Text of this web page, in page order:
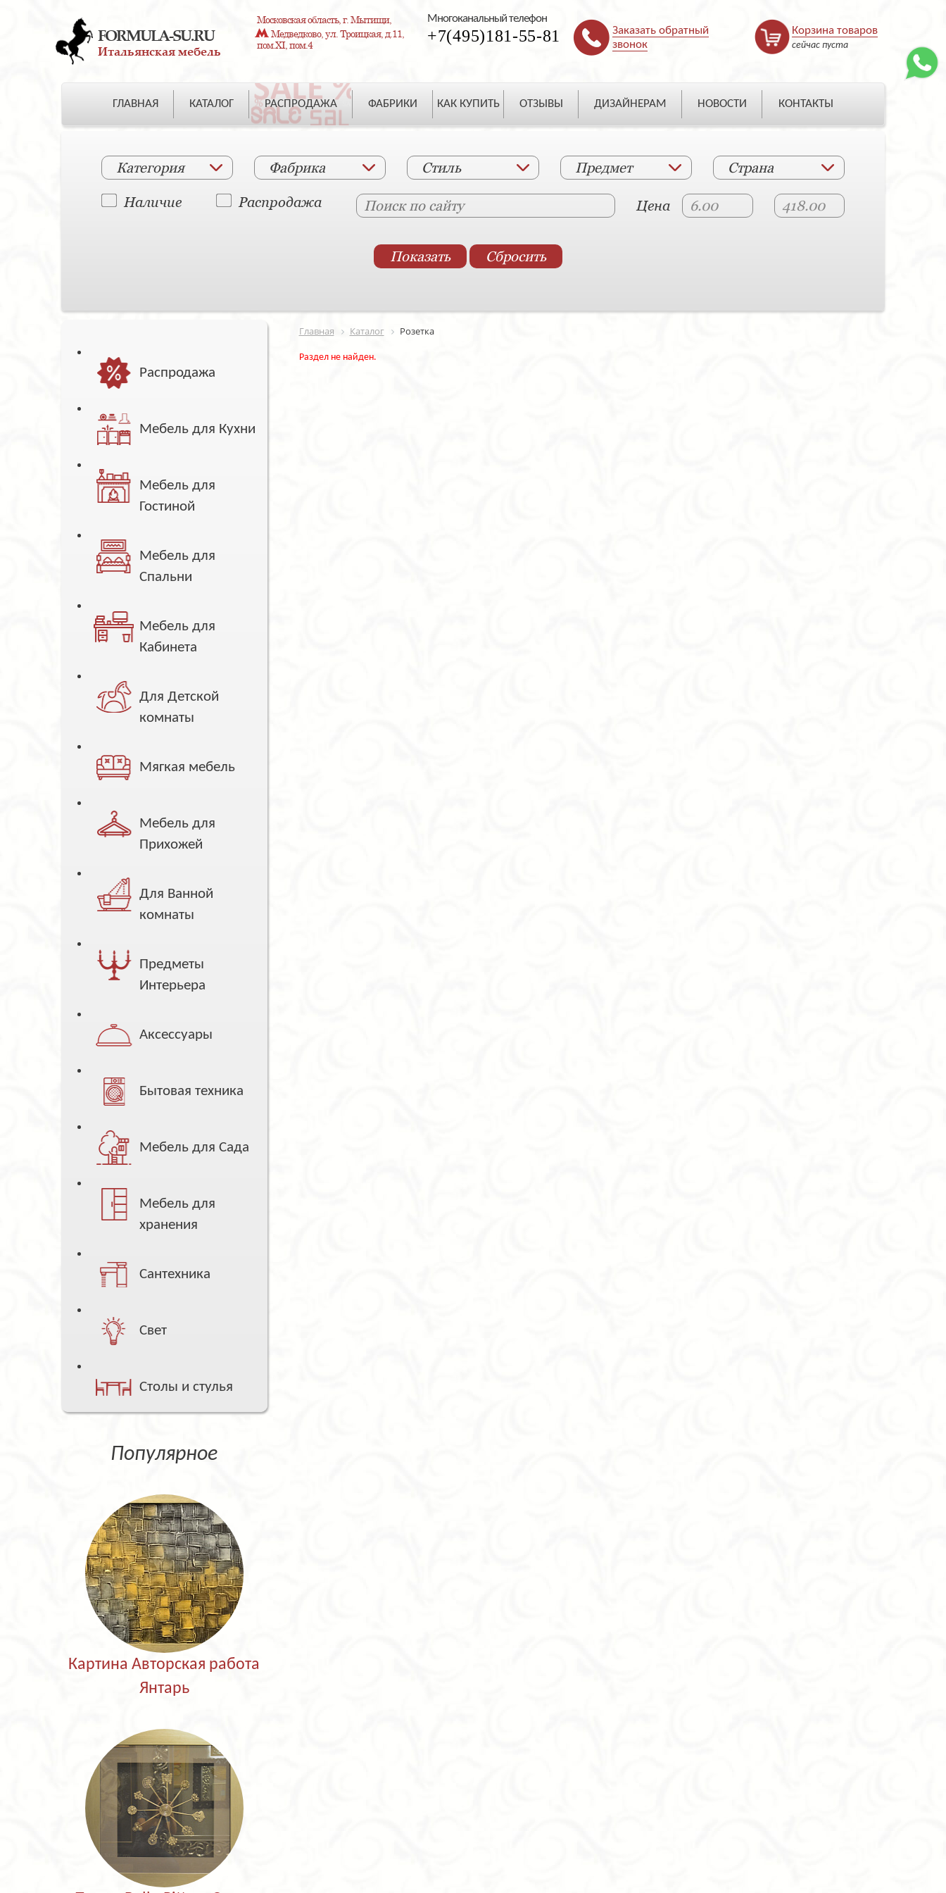
FORMULA-SU.RU
Итальянская мебель
Московская область, г. Мытищи,
Медведково, ул. Троицкая, д.11,
пом.XI, пом.4
Многоканальный телефон
+7(495)181-55-81
Заказать обратный
звонок
Корзина товаров
сейчас пуста
ГЛАВНАЯ КАТАЛОГ РАСПРОДАЖА ФАБРИКИ КАК КУПИТЬ ОТЗЫВЫ ДИЗАЙНЕРАМ НОВОСТИ КОНТАКТЫ
Категория Фабрика Стиль Предмет Страна
Наличие Распродажа Цена
Распродажа
Мебель для Кухни
Мебель для
Гостиной
Мебель для
Спальни
Мебель для
Кабинета
Для Детской
комнаты
Мягкая мебель
Мебель для
Прихожей
Для Ванной
комнаты
Предметы
Интерьера
Аксессуары
Бытовая техника
Мебель для Сада
Мебель для
хранения
Сантехника
Свет
Столы и стулья
Популярное
Картина Авторская работа
Янтарь
Главная Каталог Розетка
Раздел не найден.